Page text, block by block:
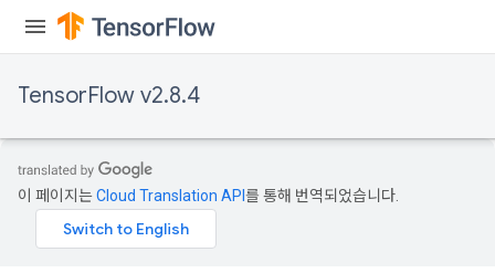
TensorFlow v2.8.4
이 페이지는Cloud Translation API 를 통해 번역되었습니다.